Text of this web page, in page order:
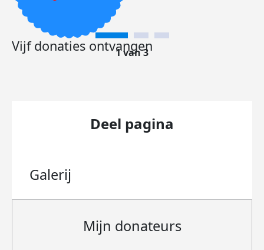
Vijf donaties ontvangen
1 van 3
Deel pagina
Galerij
Mijn donateurs